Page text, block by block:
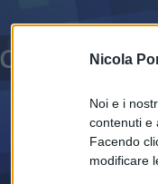
Nicola
Noi e i
contenuti e
Facendo
modificare
CULTURA,